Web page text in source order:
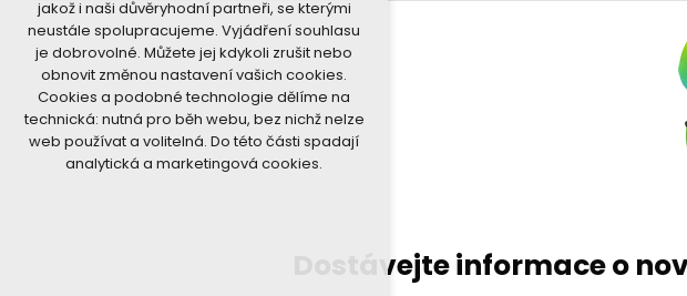
Přijmout všechny cookies
Odmítnout vše
jakož i naši důvěryhodní partneři, se kterými
neustále spolupracujeme. Vyjádření souhlasu
je dobrovolné. Můžete jej kdykoli zrušit nebo
obnovit změnou nastavení vašich cookies.
Cookies a podobné technologie dělíme na
technická: nutná pro běh webu, bez nichž nelze
web používat a volitelná. Do této části spadají
analytická a marketingová cookies.
Dostávejte informace o